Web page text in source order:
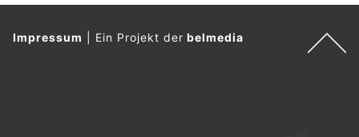
Impressum Ein Projekt derbelmedia